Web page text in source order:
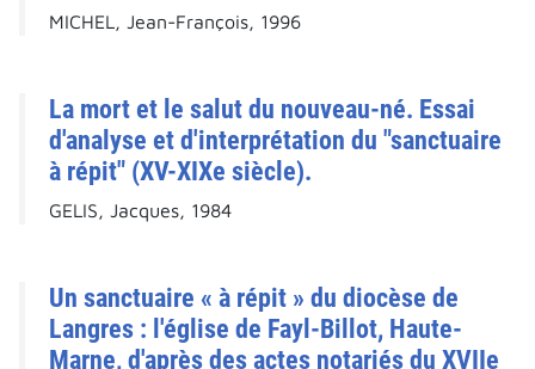
MICHEL, Jean-François, 1996
La mort et le salut du nouveau-né. Essai
d'analyse et d'interprétation du "sanctuaire
à répit" (XV-XIXe siècle).
GELIS, Jacques, 1984
Un sanctuaire « à répit » du diocèse de
Langres : l'église de Fayl-Billot, Haute-
Marne, d'après des actes notariés du XVIIe